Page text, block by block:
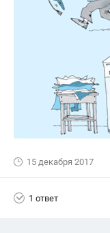
15 декабря 2017
1 ответ